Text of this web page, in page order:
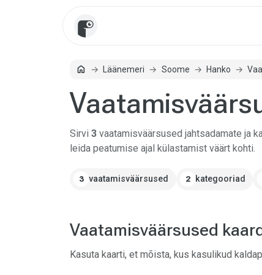
homeAvalehtLäänemeri Soome Hanko
Sirvi 3 vaatamisväärsused jahtsadamate ja
leida peatumise ajal külastamist väärt kohti.
3 vaatamisväärsused 2 kategooriad
Vaatamisväärsused
Kasuta kaarti, et mõista, kus kasulikud